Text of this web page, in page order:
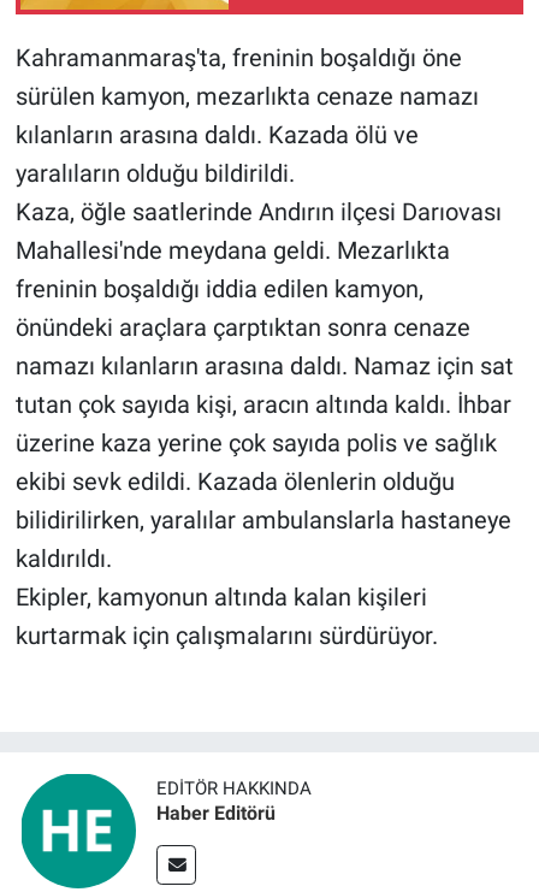
Kahramanmaraş'ta, freninin boşaldığı öne
sürülen kamyon, mezarlıkta cenaze namazı
kılanların arasına daldı. Kazada ölü ve
yaralıların olduğu bildirildi.
Kaza, öğle saatlerinde Andırın ilçesi Darıovası
Mahallesi'nde meydana geldi. Mezarlıkta
freninin boşaldığı iddia edilen kamyon,
önündeki araçlara çarptıktan sonra cenaze
namazı kılanların arasına daldı. Namaz için sat
tutan çok sayıda kişi, aracın altında kaldı. İhbar
üzerine kaza yerine çok sayıda polis ve sağlık
ekibi sevk edildi. Kazada ölenlerin olduğu
bilidirilirken, yaralılar ambulanslarla hastaneye
kaldırıldı.
Ekipler, kamyonun altında kalan kişileri
kurtarmak için çalışmalarını sürdürüyor.
EDITÖR HAKKINDA
Haber Editörü
Güvenlik